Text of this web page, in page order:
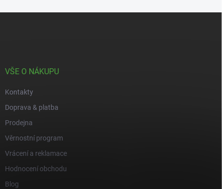
VŠE O NÁKUPU
Kontakty
Doprava & platba
Prodejna
Věrnostní program
Vrácení a reklamace
Hodnocení obchodu
Blog